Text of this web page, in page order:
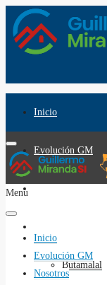
Inicio
Evolución GM
Butamalal
Menu
Inicio
Evolución GM
Nosotros